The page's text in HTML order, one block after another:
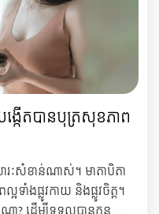
កើតបានបុត្រសុខភាព
រៈសំខាន់ណាស់។ មាតាបិតា
ាំងផ្លូវកាយ និងផ្លូវចិត្ត។